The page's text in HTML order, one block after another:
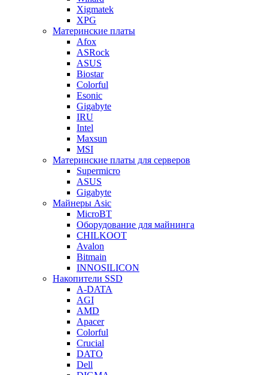
Xigmatek
XPG
Материнские платы
Afox
ASRock
ASUS
Biostar
Colorful
Esonic
Gigabyte
IRU
Intel
Maxsun
MSI
Материнские платы для серверов
Supermicro
ASUS
Gigabyte
Майнеры Asic
MicroBT
Оборудование для майнинга
CHILKOOT
Avalon
Bitmain
INNOSILICON
Накопители SSD
A-DATA
AGI
AMD
Apacer
Colorful
Crucial
DATO
Dell